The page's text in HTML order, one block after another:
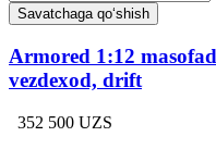
Savatchaga qo‘shish
Armored 1:12
vezdexod, drift
352 500 UZS